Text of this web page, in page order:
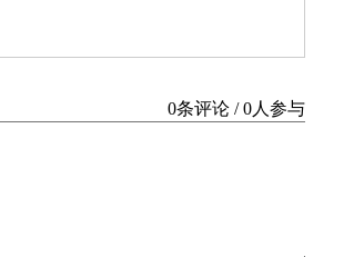
0条评论 / 0人参与